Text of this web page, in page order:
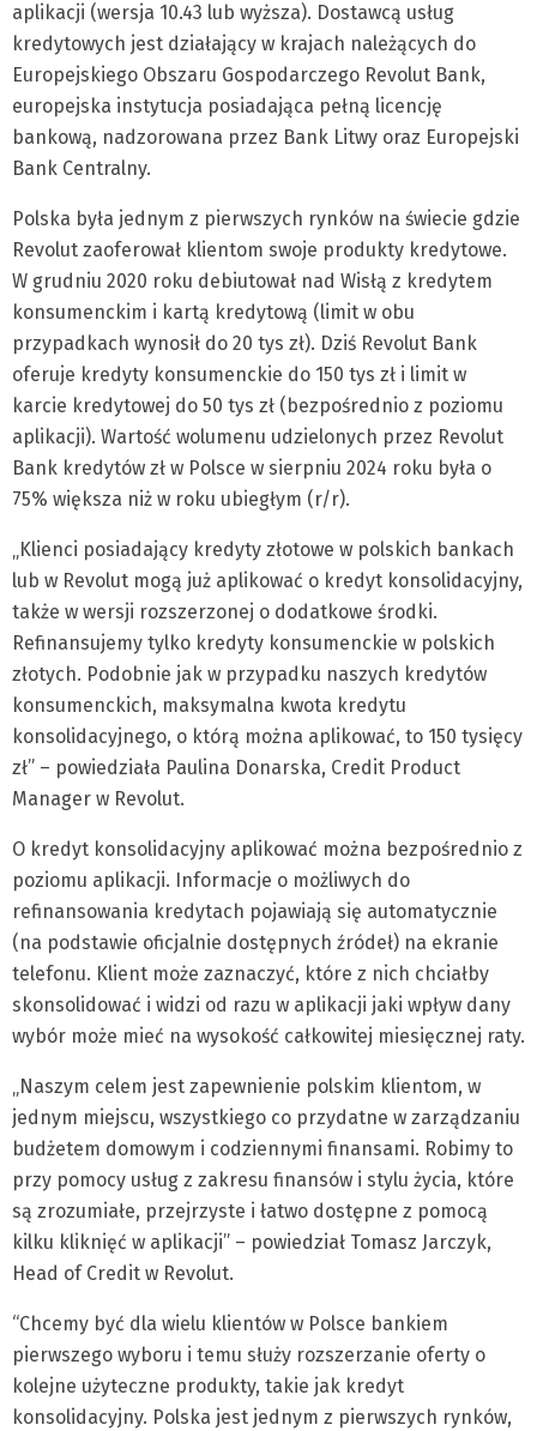
aplikacji (wersja 10.43 lub wyższa). Dostawcą usług
kredytowych jest działający w krajach należących do
Europejskiego Obszaru Gospodarczego Revolut Bank,
europejska instytucja posiadająca pełną licencję
bankową, nadzorowana przez Bank Litwy oraz Europejski
Bank Centralny.
Polska była jednym z pierwszych rynków na świecie gdzie
Revolut zaoferował klientom swoje produkty kredytowe.
W grudniu 2020 roku debiutował nad Wisłą z kredytem
konsumenckim i kartą kredytową (limit w obu
przypadkach wynosił do 20 tys zł). Dziś Revolut Bank
oferuje kredyty konsumenckie do 150 tys zł i limit w
karcie kredytowej do 50 tys zł (bezpośrednio z poziomu
aplikacji). Wartość wolumenu udzielonych przez Revolut
Bank kredytów zł w Polsce w sierpniu 2024 roku była o
75% większa niż w roku ubiegłym (r/r).
„Klienci posiadający kredyty złotowe w polskich bankach
lub w Revolut mogą już aplikować o kredyt konsolidacyjny,
także w wersji rozszerzonej o dodatkowe środki.
Refinansujemy tylko kredyty konsumenckie w polskich
złotych. Podobnie jak w przypadku naszych kredytów
konsumenckich, maksymalna kwota kredytu
konsolidacyjnego, o którą można aplikować, to 150 tysięcy
zł” – powiedziała Paulina Donarska, Credit Product
Manager w Revolut.
O kredyt konsolidacyjny aplikować można bezpośrednio z
poziomu aplikacji. Informacje o możliwych do
refinansowania kredytach pojawiają się automatycznie
(na podstawie oficjalnie dostępnych źródeł) na ekranie
telefonu. Klient może zaznaczyć, które z nich chciałby
skonsolidować i widzi od razu w aplikacji jaki wpływ dany
wybór może mieć na wysokość całkowitej miesięcznej raty.
„Naszym celem jest zapewnienie polskim klientom, w
jednym miejscu, wszystkiego co przydatne w zarządzaniu
budżetem domowym i codziennymi finansami. Robimy to
przy pomocy usług z zakresu finansów i stylu życia, które
są zrozumiałe, przejrzyste i łatwo dostępne z pomocą
kilku kliknięć w aplikacji” – powiedział Tomasz Jarczyk,
Head of Credit w Revolut.
“Chcemy być dla wielu klientów w Polsce bankiem
pierwszego wyboru i temu służy rozszerzanie oferty o
kolejne użyteczne produkty, takie jak kredyt
konsolidacyjny. Polska jest jednym z pierwszych rynków,